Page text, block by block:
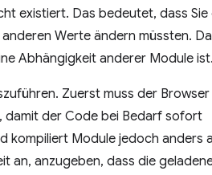
existiert. Das bedeutet, dass Sie
Werte ändern müssten.
Abhängigkeit anderer Module ist.
Zuerst muss der Browser
damit der Code bei Bedarf sofort
kompiliert Module jedoch anders
an, anzugeben, dass die